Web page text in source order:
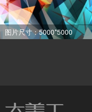
图片尺寸：5000*5000